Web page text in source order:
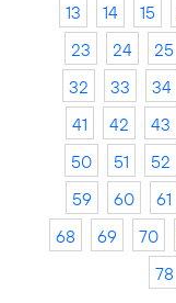
13
14 15
23
24 25
32
33 34
41
42 43
50
51 52
59
60 61
68
69 70
78